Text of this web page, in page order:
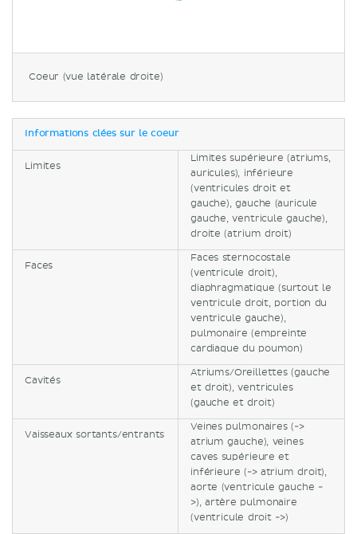
Coeur (vue latérale droite)
Informations clées sur le coeur
Limites
Limites supérieure (atriums,
auricules), inférieure
(ventricules droit et
gauche), gauche (auricule
gauche, ventricule gauche),
droite (atrium droit)
Faces
Faces sternocostale
(ventricule droit),
diaphragmatique (surtout le
ventricule droit, portion du
ventricule gauche),
pulmonaire (empreinte
cardiaque du poumon)
Cavités
Atriums/Oreillettes (gauche
et droit), ventricules
(gauche et droit)
Vaisseaux sortants/entrants
Veines pulmonaires (->
atrium gauche), veines
caves supérieure et
inférieure (-> atrium droit),
aorte (ventricule gauche -
>), artère pulmonaire
(ventricule droit ->)